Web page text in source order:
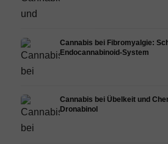
Cannabis bei Fibromyalgie:
Endocannabinoid-System
Cannabis bei Übelkeit und
Dronabinol